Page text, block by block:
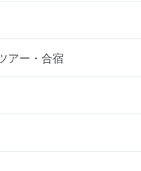
アー・合宿